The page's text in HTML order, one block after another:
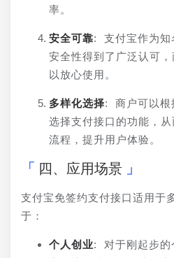
率。
安全可靠: 支付宝作为知
安全性得到了广泛认可
以放心使用。
多样化选择: 商户可以根
选择支付接口的功能，
流程，提升用户体验。
四、应用场景
支付宝免签约支付接口适用于
于：
个人创业: 对于刚起步的